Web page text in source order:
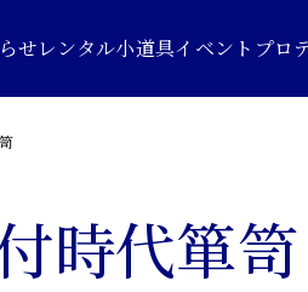
せレンタル小道具イベントプロ
時代箪笥